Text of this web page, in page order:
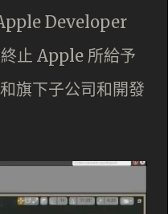
Developer
止 Apple 所給予
旗下子公司和開發